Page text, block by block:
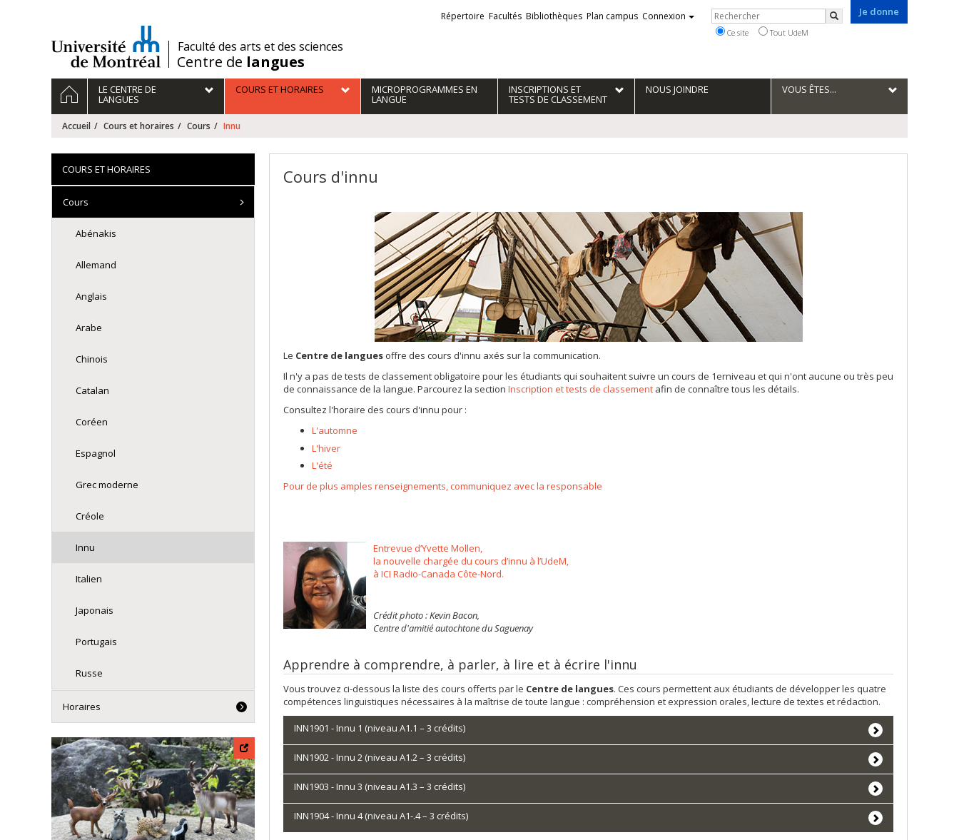
/Faculté des arts et des sciences
Centre de langues
Je donne
Liens
externes
Répertoire Facultés Bibliothèques Plan campus Connexion Rechercher
Rechercher
Ce site Tout UdeM
Navigation
principale
ACCUEILLE CENTRE DE
LANGUES
COURS ET HORAIRES MICROPROGRAMMES EN
LANGUE
INSCRIPTIONS ET
TESTS DE CLASSEMENT
NOUS JOINDRE VOUS ÊTES...
Accueil Cours et horaires Cours Innu
Cours d'innu
Le Centre de langues offre des cours d'innu axés sur la communication.
Il n'y a pas de tests de classement obligatoire pour les étudiants qui souhaitent suivre un cours de 1erniveau et qui n'ont aucune ou très peu
de connaissance de la langue. Parcourez la section Inscription et tests de classement afin de connaître tous les détails.
Consultez l'horaire des cours d'innu pour :
L'automne
L'hiver
L'été
Pour de plus amples renseignements, communiquez avec la responsable
Entrevue d’Yvette Mollen,
la nouvelle chargée du cours d’innu à l’UdeM,
à ICI Radio-Canada Côte-Nord.
Crédit photo : Kevin Bacon,
Centre d'amitié autochtone du Saguenay
Apprendre à comprendre, à parler, à lire et à écrire l'innu
Vous trouvez ci-dessous la liste des cours offerts par le Centre de langues. Ces cours permettent aux étudiants de développer les quatre
compétences linguistiques nécessaires à la maîtrise de toute langue : compréhension et expression orales, lecture de textes et rédaction.
INN1901 - Innu 1 (niveau A1.1 – 3 crédits)
INN1902 - Innu 2 (niveau A1.2 – 3 crédits)
INN1903 - Innu 3 (niveau A1.3 – 3 crédits)
INN1904 - Innu 4 (niveau A1-.4 – 3 crédits)
COURS ET HORAIRES
Cours
Abénakis
Allemand
Anglais
Arabe
Chinois
Catalan
Coréen
Espagnol
Grec moderne
Créole
Innu
Italien
Japonais
Portugais
Russe
Horaires